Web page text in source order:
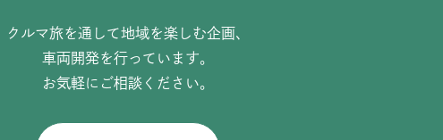
クルマ旅を通して地域を楽しむ企画、
車両開発を行っています。
お気軽にご相談ください。